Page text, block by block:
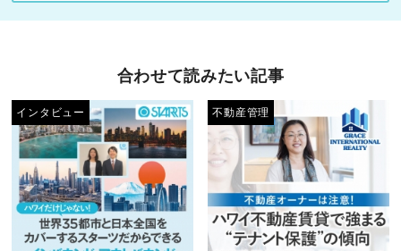
合わせて読みたい記事
インタビュー 不動産管理